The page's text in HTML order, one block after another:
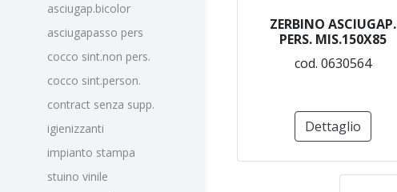
asciugap.bicolor
asciugapasso pers
cocco sint.non pers.
cocco sint.person.
contract senza supp.
igienizzanti
impianto stampa
stuino vinile
ZERBINO ASCIUGAP.
PERS. MIS.150X85
cod. 0630564
Dettaglio